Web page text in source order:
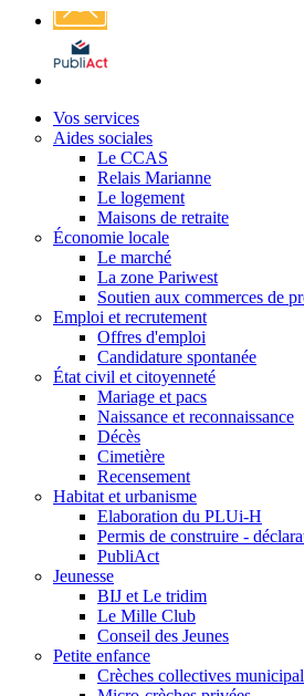
Affichage
légal
Vos services
Aides sociales
Le CCAS
Relais Marianne
Le logement
Maisons de retraite
Économie locale
Le marché
La zone Pariwest
Soutien aux commerces de
Emploi et recrutement
Offres d'emploi
Candidature spontanée
État civil et citoyenneté
Mariage et pacs
Naissance et reconnaissance
Décès
Cimetière
Recensement
Habitat et urbanisme
Elaboration du PLUi-H
Permis de construire -
PubliAct
Jeunesse
BIJ et Le tridim
Le Mille Club
Conseil des Jeunes
Petite enfance
Crèches collectives